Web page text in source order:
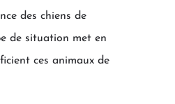
des chiens de
de situation met en
ces animaux de